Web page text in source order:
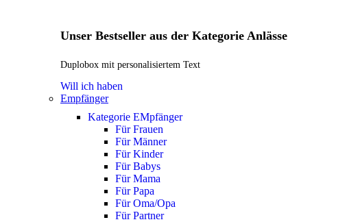
Unser Bestseller aus der Kategorie Anlässe
Duplobox mit personalisiertem Text
Will ich haben
Empfänger
Kategorie EMpfänger
Für Frauen
Für Männer
Für Kinder
Für Babys
Für Mama
Für Papa
Für Oma/Opa
Für Partner